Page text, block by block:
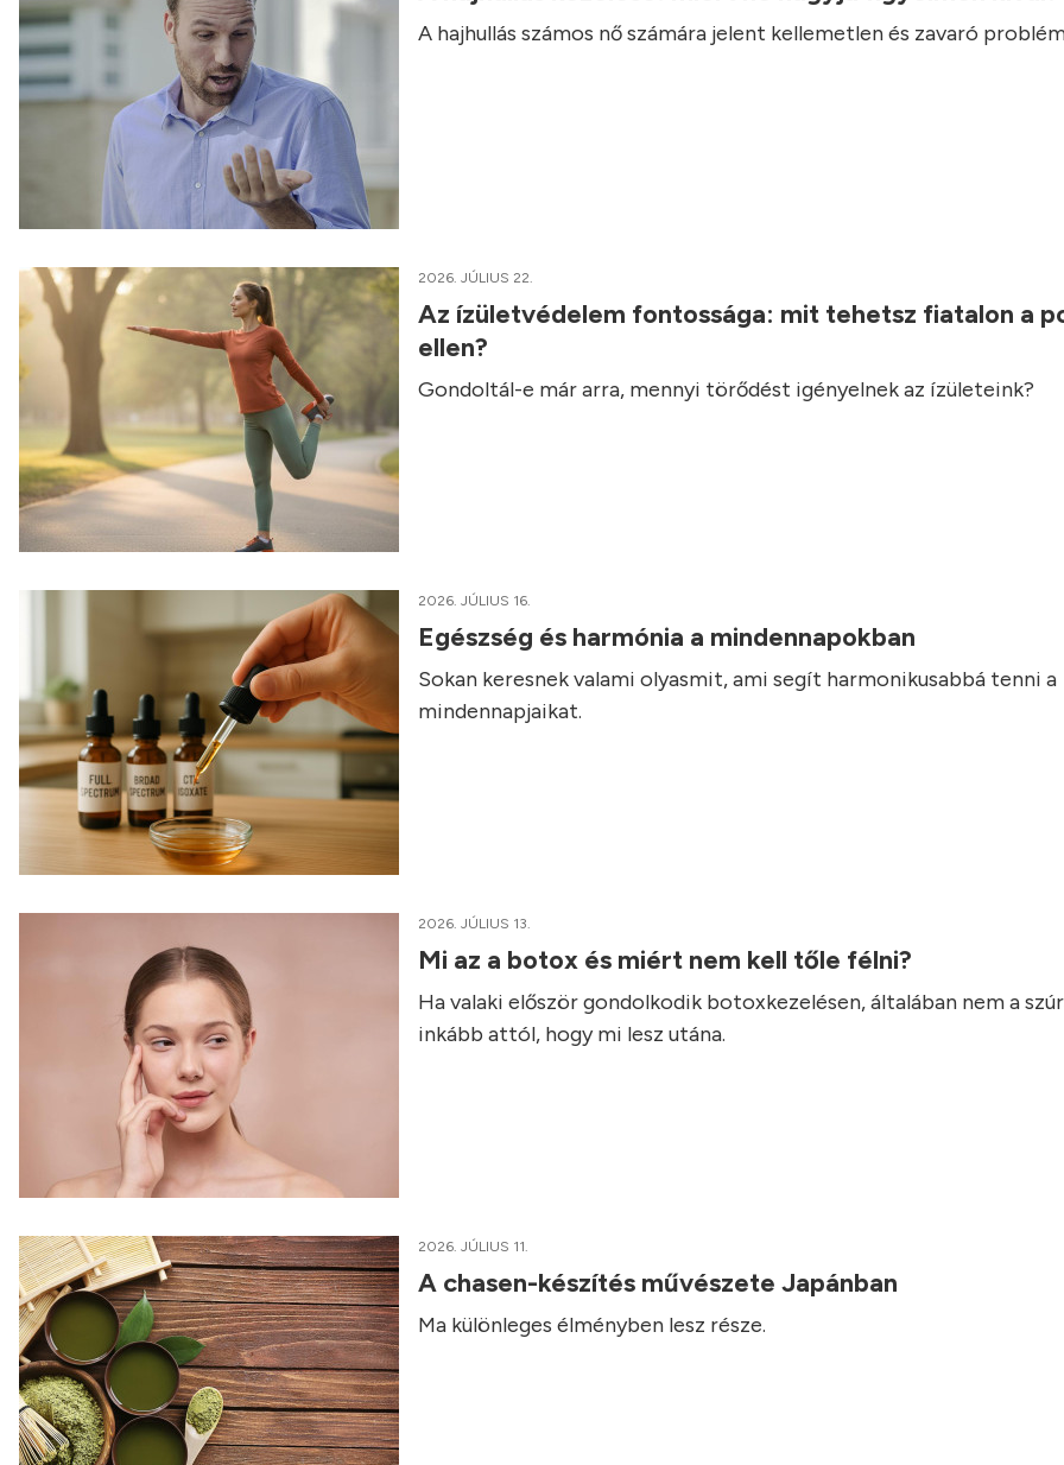
A hajhullás számos nő számára jelent kellemetlen és zavaró
2026. JÚLIUS 22.
Az ízületvédelem fontossága: mit tehetsz fiatalon a
ellen?
Gondoltál-e már arra, mennyi törődést igényelnek az ízületeink?
2026. JÚLIUS 16.
Egészség és harmónia a mindennapokban
Sokan keresnek valami olyasmit, ami segít harmonikusabbá tenni a
mindennapjaikat.
2026. JÚLIUS 13.
Mi az a botox és miért nem kell tőle félni?
Ha valaki először gondolkodik botoxkezelésen, általában nem a
inkább attól, hogy mi lesz utána.
2026. JÚLIUS 11.
A chasen-készítés művészete Japánban
Ma különleges élményben lesz része.